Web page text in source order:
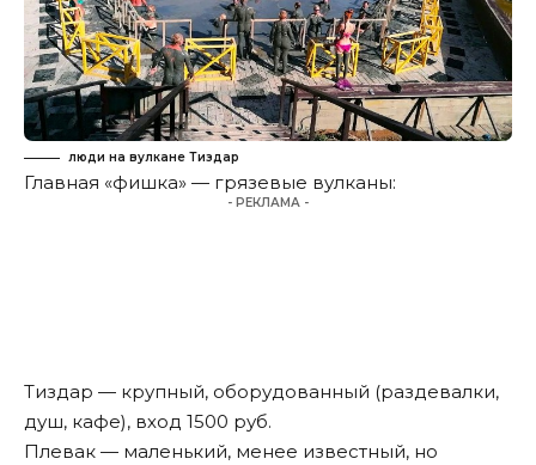
люди на вулкане Тиздар
Главная «фишка» — грязевые вулканы:
- РЕКЛАМА -
Тиздар — крупный, оборудованный (раздевалки,
душ, кафе), вход 1500 руб.
Плевак — маленький, менее известный, но